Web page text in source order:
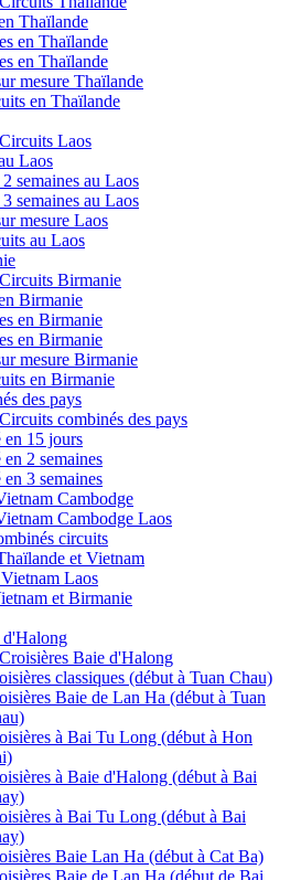
Thaïlande
en Thaïlande
en Thaïlande
mesure Thaïlande
en Thaïlande
Laos
Laos
semaines au Laos
semaines au Laos
mesure Laos
au Laos
Birmanie
Birmanie
en Birmanie
en Birmanie
mesure Birmanie
en Birmanie
des pays
combinés des pays
en 15 jours
2 semaines
3 semaines
Cambodge
Cambodge Laos
circuits
et Vietnam
Laos
et Birmanie
d'Halong
Baie d'Halong
classiques (début à Tuan Chau)
Baie de Lan Ha (début à Tuan
à Bai Tu Long (début à Hon
à Baie d'Halong (début à Bai
à Bai Tu Long (début à Bai
Baie Lan Ha (début à Cat Ba)
Baie de Lan Ha (début de Bai